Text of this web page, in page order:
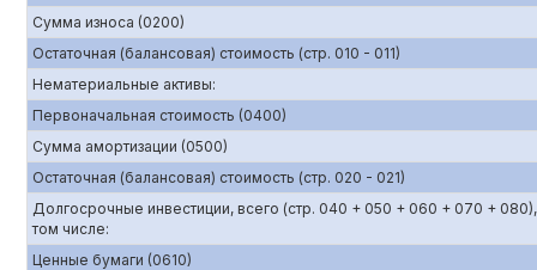
Сумма износа (0200)
Остаточная (балансовая) стоимость (стр. 010 - 011)
Нематериальные активы:
Первоначальная стоимость (0400)
Сумма амортизации (0500)
Остаточная (балансовая) стоимость (стр. 020 - 021)
Долгосрочные инвестиции, всего (стр. 040 + 050 + 060 + 070 +
том числе:
Ценные бумаги (0610)